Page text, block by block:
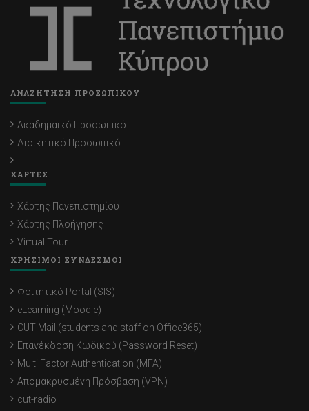
ΑΝΑΖΗΤΗΣΗ ΠΡΟΣΩΠΙΚΟΥ
Ακαδημαϊκό Προσωπικό
Διοικητικό Προσωπικό
ΧΑΡΤΕΣ
Χάρτης Πανεπιστημίου
Χάρτης Πλοήγησης
Virtual Tour
ΧΡΗΣΙΜΟΙ ΣΥΝΔΕΣΜΟΙ
Φοιτητικό Portal (SIS)
eLearning (Moodle)
CUT Mail (students and staff on Office365)
Επανέκδοση Κωδικού (Password Reset)
Multi Factor Authentication (MFA)
Απομακρυσμένη Πρόσβαση (VPN)
cut-radio